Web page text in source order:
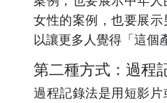
女性的案例，也要展
以讓更多人覺得「這個
第二種方式：過程
過程記錄法是用短影